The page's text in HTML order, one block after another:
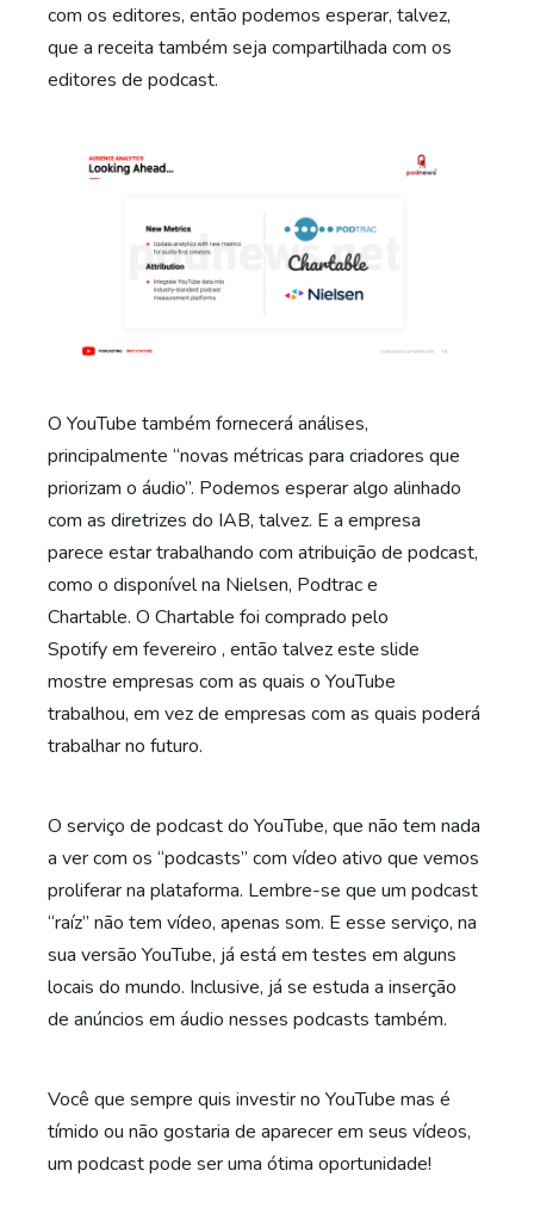
com os editores, então podemos esperar, talvez,
que a receita também seja compartilhada com os
editores de podcast.
O YouTube também fornecerá análises,
principalmente “novas métricas para criadores que
priorizam o áudio”. Podemos esperar algo alinhado
com as diretrizes do IAB, talvez. E a empresa
parece estar trabalhando com atribuição de podcast,
como o disponível na Nielsen, Podtrac e
Chartable. O Chartable foi comprado pelo
Spotify em fevereiro , então talvez este slide
mostre empresas com as quais o YouTube
trabalhou, em vez de empresas com as quais poderá
trabalhar no futuro.
O serviço de podcast do YouTube, que não tem nada
a ver com os “podcasts” com vídeo ativo que vemos
proliferar na plataforma. Lembre-se que um podcast
“raíz” não tem vídeo, apenas som. E esse serviço, na
sua versão YouTube, já está em testes em alguns
locais do mundo. Inclusive, já se estuda a inserção
de anúncios em áudio nesses podcasts também.
Você que sempre quis investir no YouTube mas é
tímido ou não gostaria de aparecer em seus vídeos,
um podcast pode ser uma ótima oportunidade!